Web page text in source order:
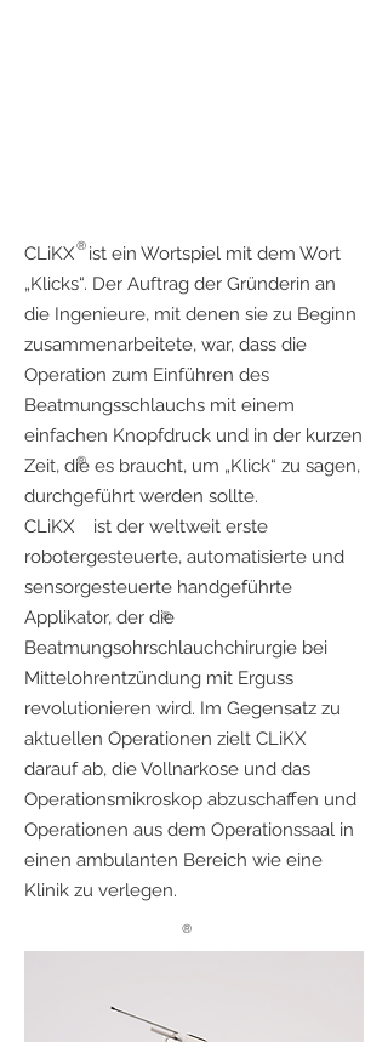
CLiKX ist ein Wortspiel mit dem Wort
„Klicks“. Der Auftrag der Gründerin an
die Ingenieure, mit denen sie zu Beginn
zusammenarbeitete, war, dass die
Operation zum Einführen des
Beatmungsschlauchs mit einem
einfachen Knopfdruck und in der kurzen
Zeit, die es braucht, um „Klick“ zu sagen,
durchgeführt werden sollte.
CLiKX ist der weltweit erste
robotergesteuerte, automatisierte und
sensorgesteuerte handgeführte
Applikator, der die
Beatmungsohrschlauchchirurgie bei
Mittelohrentzündung mit Erguss
revolutionieren wird. Im Gegensatz zu
aktuellen Operationen zielt CLiKX
darauf ab, die Vollnarkose und das
Operationsmikroskop abzuschaffen und
Operationen aus dem Operationssaal in
einen ambulanten Bereich wie eine
Klinik zu verlegen.
®
®
®
®